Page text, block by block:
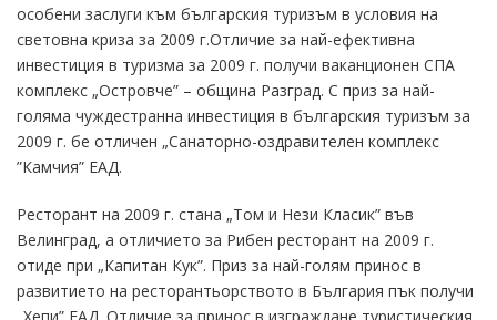
особени заслуги към българския туризъм в условия на
световна криза за 2009 г.Отличие за най-ефективна
инвестиция в туризма за 2009 г. получи ваканционен СПА
комплекс „Островче” – община Разград. С приз за най-
голяма чуждестранна инвестиция в българския туризъм за
2009 г. бе отличен „Санаторно-оздравителен комплекс
”Камчия” ЕАД.
Ресторант на 2009 г. стана „Том и Нези Класик” във
Велинград, а отличието за Рибен ресторант на 2009 г.
отиде при „Капитан Кук”. Приз за най-голям принос в
развитието на ресторантьорството в България пък получи